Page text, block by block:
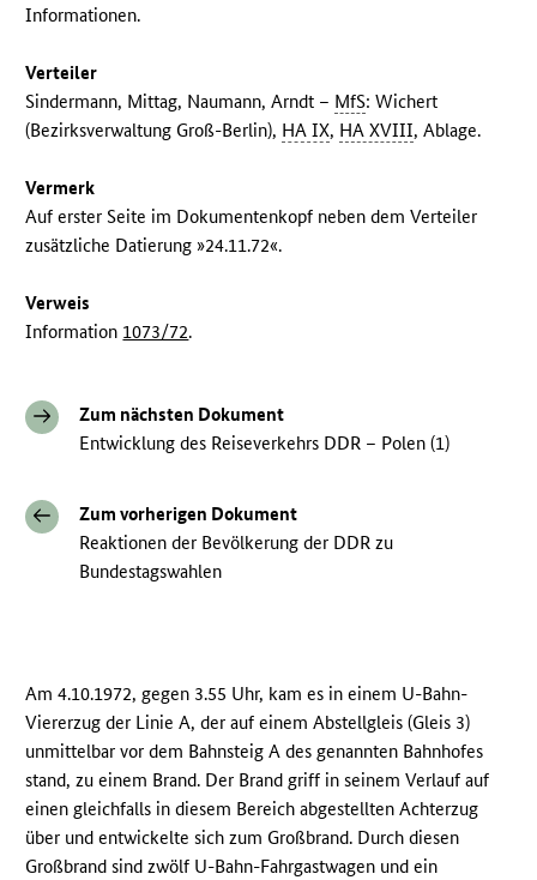
Informationen.
Verteiler
Sindermann, Mittag, Naumann, Arndt – MfS: Wichert
(Bezirksverwaltung Groß-Berlin), HA IX, HA XVIII, Ablage.
Vermerk
Auf erster Seite im Dokumentenkopf neben dem Verteiler
zusätzliche Datierung »24.11.72«.
Verweis
Information 1073/72.
Zum nächsten Dokument
Entwicklung des Reiseverkehrs DDR – Polen (1)
Zum vorherigen Dokument
Reaktionen der Bevölkerung der DDR zu
Bundestagswahlen
Am 4.10.1972, gegen 3.55 Uhr, kam es in einem U-Bahn-
Viererzug der Linie A, der auf einem Abstellgleis (Gleis 3)
unmittelbar vor dem Bahnsteig A des genannten Bahnhofes
stand, zu einem Brand. Der Brand griff in seinem Verlauf auf
einen gleichfalls in diesem Bereich abgestellten Achterzug
über und entwickelte sich zum Großbrand. Durch diesen
Großbrand sind zwölf U-Bahn-Fahrgastwagen und ein